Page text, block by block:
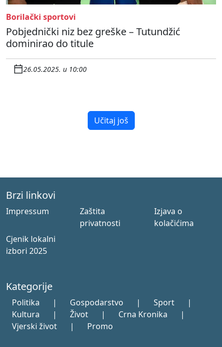
Borilački sportovi
Pobjednički niz bez greške – Tutundžić
dominirao do titule
26.05.2025. u 10:00
Učitaj još
Brzi linkovi
Impressum
Zaštita
privatnosti
Izjava o
kolačićima
Cjenik lokalni
izbori 2025
Kategorije
Politika | Gospodarstvo | Sport
|
Kultura
| Život | Crna Kronika
|
Vjerski život
| Promo